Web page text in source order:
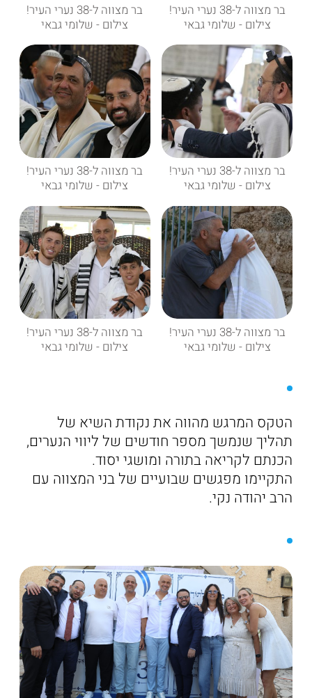
בר מצווה ל-38 נערי העיר!
צילום - שלומי גבאי
בר מצווה ל-38 נערי העיר!
צילום - שלומי גבאי
בר מצווה ל-38 נערי העיר!
צילום - שלומי גבאי
בר מצווה ל-38 נערי העיר!
צילום - שלומי גבאי
בר מצווה ל-38 נערי העיר!
צילום - שלומי גבאי
בר מצווה ל-38 נערי העיר!
צילום - שלומי גבאי
הטקס המרגש מהווה את נקודת השיא של
תהליך שנמשך מספר חודשים של ליווי הנערים,
הכנתם לקריאה בתורה ומושגי יסוד.
התקיימו מפגשים שבועיים של בני המצווה עם
הרב יהודה נקי.